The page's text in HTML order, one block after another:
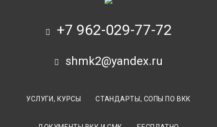
+7 962-029-77-72
shmk2@yandex.ru
УСЛУГИ, КУРСЫ СТАНДАРТЫ, СОПЫ ПО ВКК